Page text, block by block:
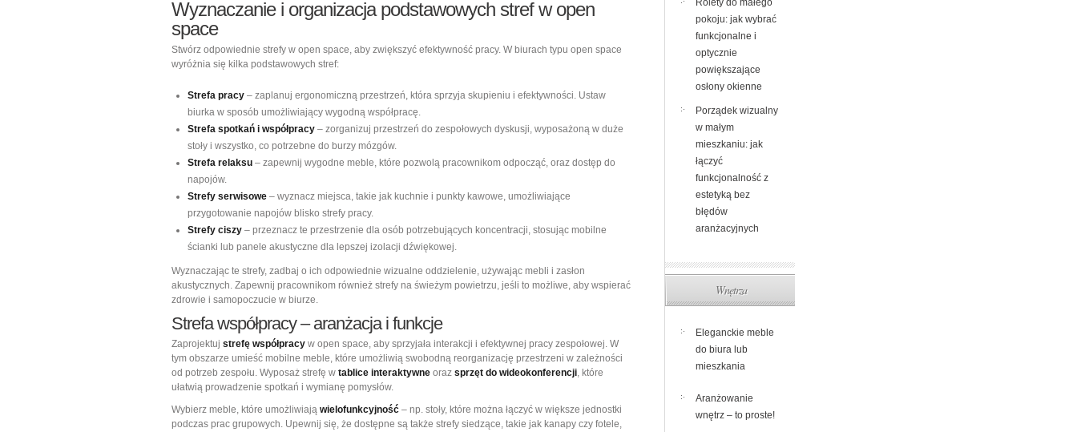
Wyznaczanie i organizacja podstawowych stref w open
space
Stwórz odpowiednie strefy w open space, aby zwiększyć efektywność pracy. W biurach typu open space
wyróżnia się kilka podstawowych stref:
Strefa pracy – zaplanuj ergonomiczną przestrzeń, która sprzyja skupieniu i efektywności. Ustaw
biurka w sposób umożliwiający wygodną współpracę.
Strefa spotkań i współpracy – zorganizuj przestrzeń do zespołowych dyskusji, wyposażoną w duże
stoły i wszystko, co potrzebne do burzy mózgów.
Strefa relaksu – zapewnij wygodne meble, które pozwolą pracownikom odpocząć, oraz dostęp do
napojów.
Strefy serwisowe – wyznacz miejsca, takie jak kuchnie i punkty kawowe, umożliwiające
przygotowanie napojów blisko strefy pracy.
Strefy ciszy – przeznacz te przestrzenie dla osób potrzebujących koncentracji, stosując mobilne
ścianki lub panele akustyczne dla lepszej izolacji dźwiękowej.
Wyznaczając te strefy, zadbaj o ich odpowiednie wizualne oddzielenie, używając mebli i zasłon
akustycznych. Zapewnij pracownikom również strefy na świeżym powietrzu, jeśli to możliwe, aby wspierać
zdrowie i samopoczucie w biurze.
Strefa współpracy – aranżacja i funkcje
Zaprojektuj strefę współpracy w open space, aby sprzyjała interakcji i efektywnej pracy zespołowej. W
tym obszarze umieść mobilne meble, które umożliwią swobodną reorganizację przestrzeni w zależności
od potrzeb zespołu. Wyposaż strefę w tablice interaktywne oraz sprzęt do wideokonferencji, które
ułatwią prowadzenie spotkań i wymianę pomysłów.
Wybierz meble, które umożliwiają wielofunkcyjność – np. stoły, które można łączyć w większe jednostki
podczas prac grupowych. Upewnij się, że dostępne są także strefy siedzące, takie jak kanapy czy fotele,
Rolety do małego
pokoju: jak wybrać
funkcjonalne i
optycznie
powiększające
osłony okienne
Porządek wizualny
w małym
mieszkaniu: jak
łączyć
funkcjonalność z
estetyką bez
błędów
aranżacyjnych
Wnętrza
Eleganckie meble
do biura lub
mieszkania
Aranżowanie
wnętrz – to proste!